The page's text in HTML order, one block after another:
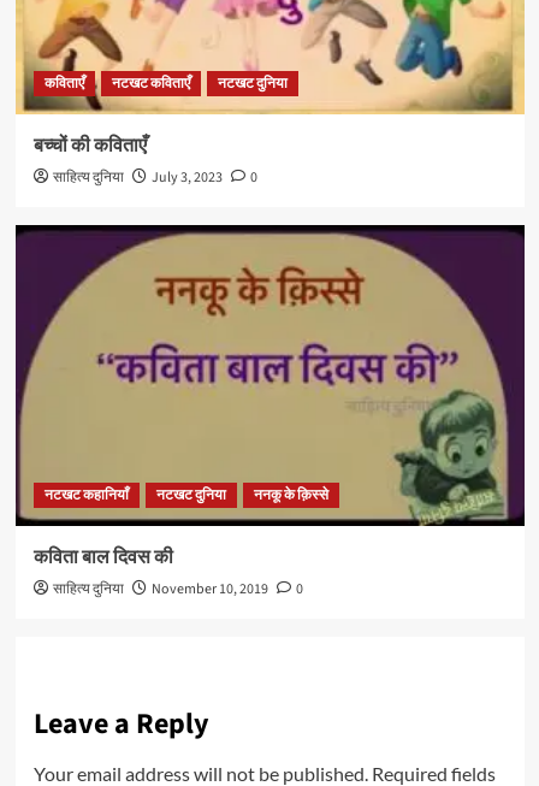
कविताएँ नटखट कविताएँ नटखट दुनिया
बच्चों की कविताएँ
साहित्य दुनिया July 3, 2023 0
नटखट कहानियाँ नटखट दुनिया ननकू के क़िस्से
कविता बाल दिवस की
साहित्य दुनिया November 10, 2019 0
Leave a Reply
Your email address will not be published. Required fields